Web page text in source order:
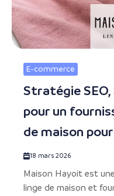
E-commerce
Stratégie SEO,
pour un
de maison
18 mars 2026
Maison Hayoit est
linge de maison et